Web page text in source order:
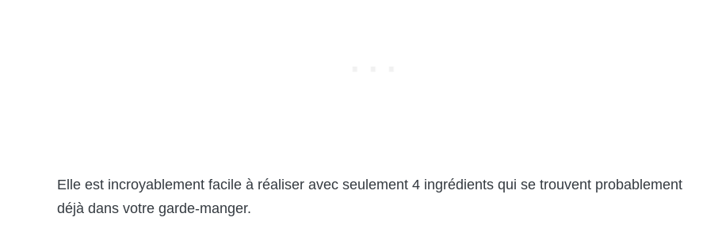
Elle est incroyablement facile à réaliser avec seulement 4 ingrédients qui se trouvent probablement
déjà dans votre garde-manger.